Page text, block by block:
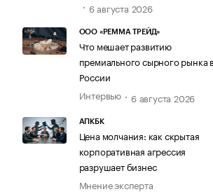
6 августа 2026
ООО «РЕММА ТРЕЙД»
Что мешает развитию
премиального сырного рынка
России
Интервью
6 августа 2026
АПКБК
Цена молчания: как скрытая
корпоративная агрессия
разрушает бизнес
Мнение эксперта